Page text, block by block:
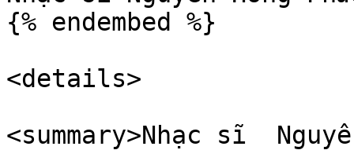
{% endembed %}
<details>
<summary>Nhạc sĩ